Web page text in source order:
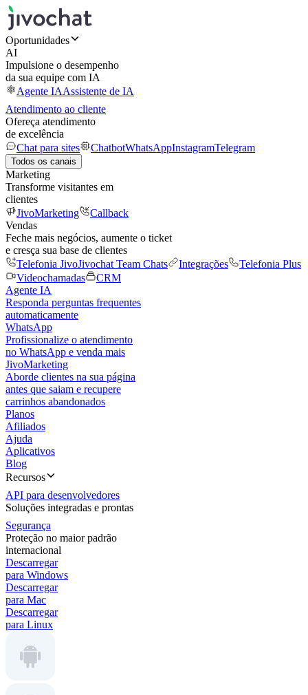
Oportunidades
AI
Impulsione o desempenho
da sua equipe com IA
Agente IAAssistente de IA
Atendimento ao cliente
Ofereça atendimento
de excelência
Chat para sites
ChatbotWhatsAppInstagramTelegram
Todos os canais
Marketing
Transforme visitantes em
clientes
JivoMarketing
Callback
Vendas
Feche mais negócios, aumente o ticket
e cresça sua base de clientes
Telefonia JivoJivochat Team Chats Integrações
Telefonia Plus
Videochamadas
CRM
Agente IA
Responda perguntas frequentes
automaticamente
WhatsApp
Profissionalize o atendimento
no WhatsApp e venda mais
JivoMarketing
Aborde clientes na sua página
antes que saiam e recupere
carrinhos abandonados
Planos
Afiliados
Ajuda
Aplicativos
Blog
Recursos
API para desenvolvedores
Soluções integradas e prontas
Segurança
Proteção no maior padrão
internacional
Descarregar
para Windows
Descarregar
para Mac
Descarregar
para Linux